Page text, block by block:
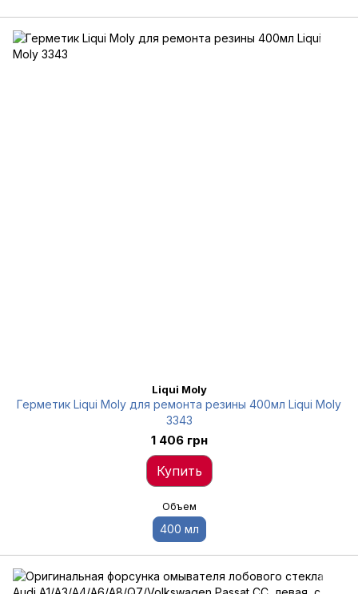
Liqui Moly
Герметик Liqui Moly для ремонта резины 400мл Liqui Moly
3343
1 406 грн
Купить
Объем
400 мл